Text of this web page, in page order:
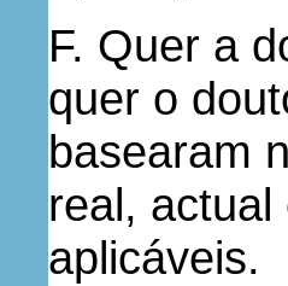
F. Quer a
quer o
basearam
real,
aplicáveis.